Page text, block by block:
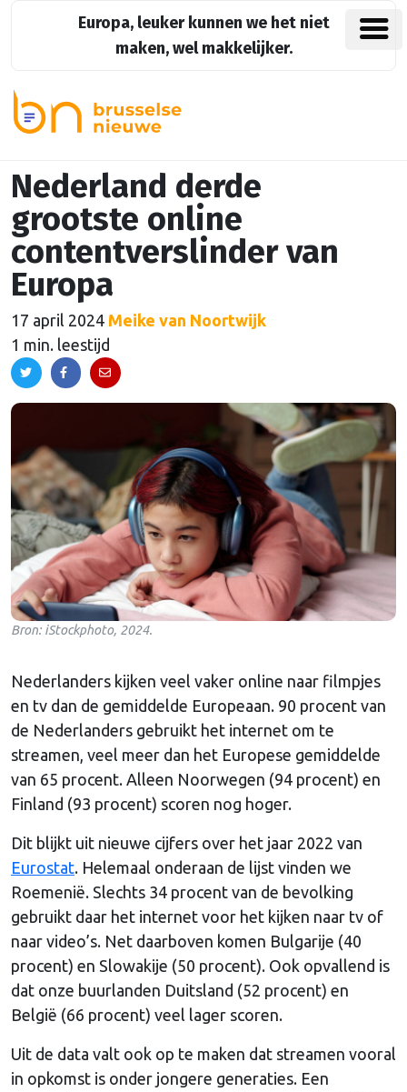
Europa, leuker kunnen we het niet
maken, wel makkelijker.
Nederland derde
grootste online
contentverslinder van
Europa
17 april 2024 Meike van Noortwijk
1 min. leestijd
Bron: iStockphoto, 2024.
Nederlanders kijken veel vaker online naar filmpjes
en tv dan de gemiddelde Europeaan. 90 procent van
de Nederlanders gebruikt het internet om te
streamen, veel meer dan het Europese gemiddelde
van 65 procent. Alleen Noorwegen (94 procent) en
Finland (93 procent) scoren nog hoger.
Dit blijkt uit nieuwe cijfers over het jaar 2022 van
Eurostat. Helemaal onderaan de lijst vinden we
Roemenië. Slechts 34 procent van de bevolking
gebruikt daar het internet voor het kijken naar tv of
naar video’s. Net daarboven komen Bulgarije (40
procent) en Slowakije (50 procent). Ook opvallend is
dat onze buurlanden Duitsland (52 procent) en
België (66 procent) veel lager scoren.
Uit de data valt ook op te maken dat streamen vooral
in opkomst is onder jongere generaties. Een